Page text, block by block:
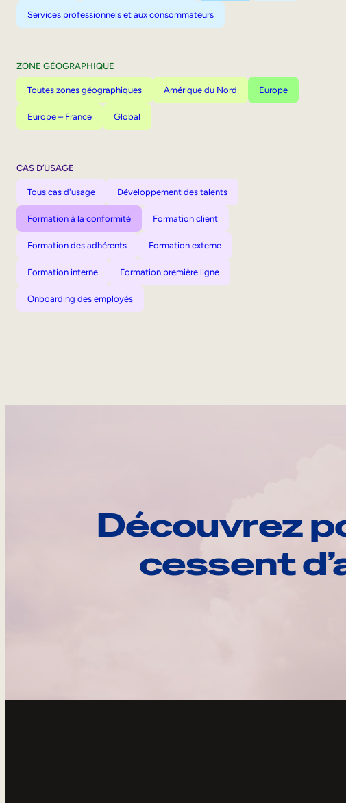
Services professionnels et aux consommateurs
ZONE GÉOGRAPHIQUE
Toutes zones géographiques Amérique du Nord Europe
Europe – France Global
CAS D’USAGE
Tous cas d'usage Développement des talents
Formation à la conformité Formation client
Formation des adhérents Formation externe
Formation interne Formation première ligne
Onboarding des employés
Découvrez
cessent